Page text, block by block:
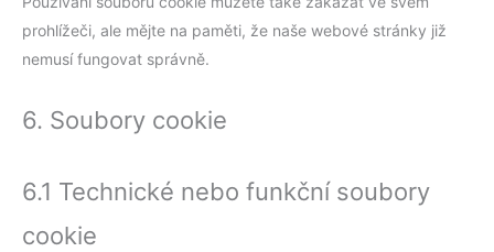
prohlížeči, ale mějte na paměti, že naše webové stránky již
nemusí fungovat správně.
6. Soubory cookie
6.1 Technické nebo funkční soubory
cookie